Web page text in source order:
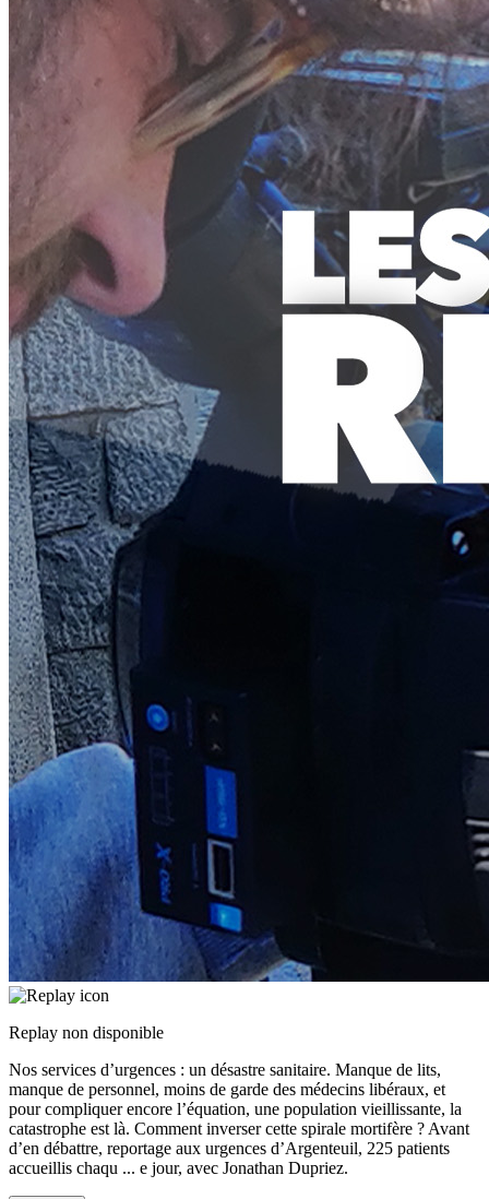
Replay non disponible
Nos services d’urgences : un désastre sanitaire. Manque de lits,
manque de personnel, moins de garde des médecins libéraux, et
pour compliquer encore l’équation, une population vieillissante, la
catastrophe est là. Comment inverser cette spirale mortifère ? Avant
d’en débattre, reportage aux urgences d’Argenteuil, 225 patients
accueillis chaqu ... e jour, avec Jonathan Dupriez.